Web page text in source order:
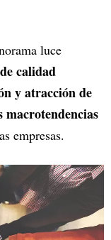
luce
calidad
y atracción de
macrotendencias
empresas.